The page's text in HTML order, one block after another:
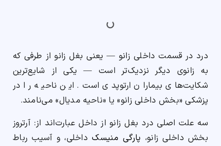
درد در قسمت داخلی زانو — یعنی بغل زانو از طرفی که
به زانوی دیگر نزدیک‌تر است — یکی از شایع‌ترین
شکایت‌های بیماران ارتوپدی است. این ناحیه را در
پزشکی «بخش داخلی زانو» یا «ناحیه مدیال» می‌نامند.
سه علت اصلی درد بغل زانو از داخل عبارت‌اند از: آرتروز
بخش داخلی زانو، پارگی منیسکداخلی، و آسیب رباط
قدرت گرفته از همیارسیستم